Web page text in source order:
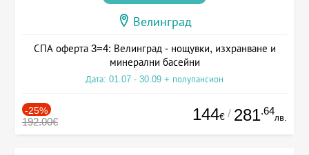
Велинград
СПА оферта 3=4: Велинград - нощувки, изхранване и
минерални басейни
Дата: 01.07 - 30.09 + полупансион
-25%
192.00€ 144€ / 281.64
лв.